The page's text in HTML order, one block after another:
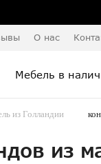
О нас
Мебель в
из Голландии
из